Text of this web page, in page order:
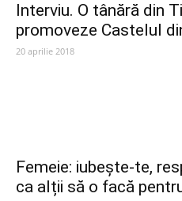
Interviu. O tânără din
promoveze Castelul
20 aprilie 2018
Femeie: iubește-te,
ca alții să o facă